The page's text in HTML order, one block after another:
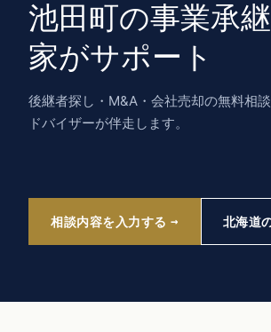
池田町の事業承
家がサポート
後継者探し・M&A・会社売却の無料相
ドバイザーが伴走します。
相談内容を入力する 北海道